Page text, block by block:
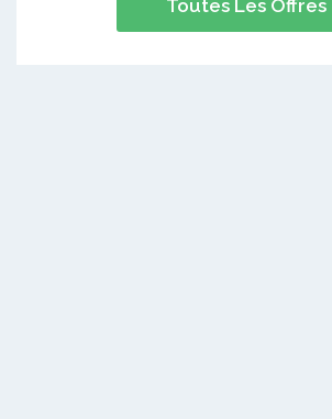
Toutes Les Offres